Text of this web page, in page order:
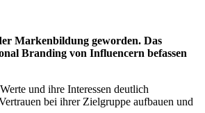
Markenbildung geworden. Das
Branding von Influencern befassen
und ihre Interessen deutlich
bei ihrer Zielgruppe aufbauen und